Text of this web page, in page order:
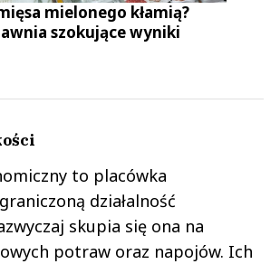
mielonego kłamią?
szokujące wyniki
to placówka
działalność
skupia się ona na
potraw oraz napojów. Ich